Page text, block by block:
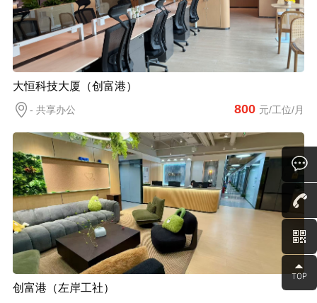
大恒科技大厦（创富港）
- 共享办公 800 元/工位/月
创富港（左岸工社）